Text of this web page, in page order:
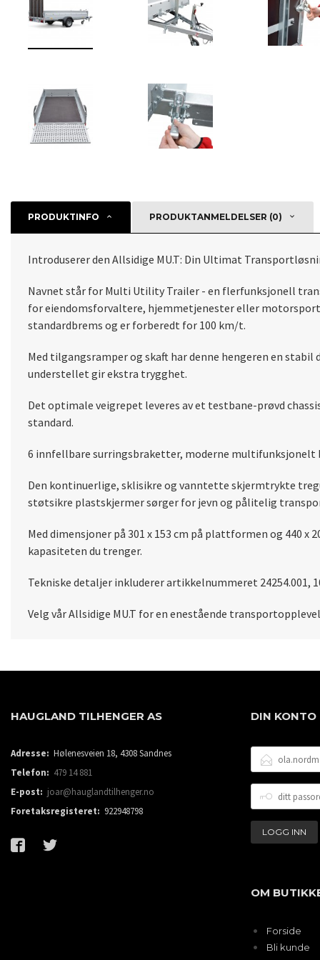
PRODUKTINFO PRODUKTANMELDELSER (0)
Introduserer den Allsidige MU.T: Din Ultimat
Navnet står for Multi Utility Trailer - en flerfunksjonell
for eiendomsforvaltere, hjemmetjenester eller
standardbrems og er forberedt for 100 km/t.
Med tilgangsramper og skaft har denne hengeren en
understellet gir ekstra trygghet.
Det optimale veigrepet leveres av et testbane-prøvd
standard.
6 innfellbare surringsbraketter, moderne
Den kontinuerlige, sklisikre og vanntette skjermtrykte
støtsikre plastskjermer sørger for jevn og pålitelig
Med dimensjoner på 301 x 153 cm på plattformen og 440
kapasiteten du trenger.
Tekniske detaljer inkluderer artikkelnummeret 24254.001,
Velg vår Allsidige MU.T for en enestående
HAUGLAND TILHENGER AS
Adresse: Hølenesveien 18, 4308 Sandnes
Telefon: 479 14 881
E-post: joar@hauglandtilhenger.no
Foretaksregisteret: 922948798
DIN KONTO
POSTADRESSE
PASSORD
OM
Forside
Bli kunde